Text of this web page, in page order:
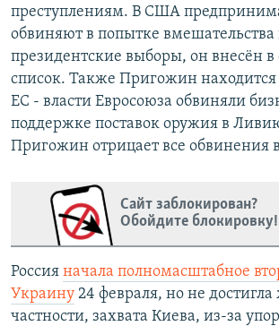
преступлениям. В США
обвиняют в попытке вмешательства
президентские выборы, он внесён
список. Также Пригожин
ЕС - власти Евросоюза обвиняли
поддержке поставок оружия в
Пригожин отрицает все обвинения
Сайт заблокирован?
Обойдите блокировку!
Россия начала полномасштабное
Украину 24 февраля, но не
частности, захвата Киева, из-за